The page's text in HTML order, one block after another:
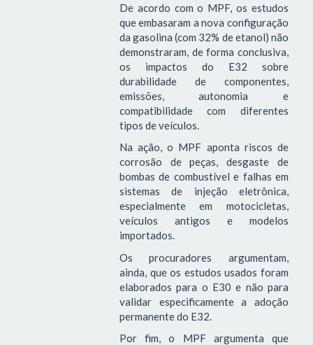
De acordo com o MPF, os estudos
que embasaram a nova configuração
da gasolina (com 32% de etanol) não
demonstraram, de forma conclusiva,
os impactos do E32 sobre
durabilidade de componentes,
emissões, autonomia e
compatibilidade com diferentes
tipos de veículos.
Na ação, o MPF aponta riscos de
corrosão de peças, desgaste de
bombas de combustível e falhas em
sistemas de injeção eletrônica,
especialmente em motocicletas,
veículos antigos e modelos
importados.
Os procuradores argumentam,
ainda, que os estudos usados foram
elaborados para o E30 e não para
validar especificamente a adoção
permanente do E32.
Por fim, o MPF argumenta que